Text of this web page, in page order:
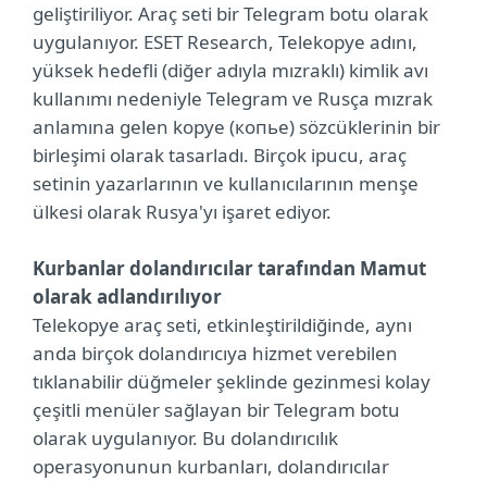
geliştiriliyor. Araç seti bir Telegram botu olarak
uygulanıyor. ESET Research, Telekopye adını,
yüksek hedefli (diğer adıyla mızraklı) kimlik avı
kullanımı nedeniyle Telegram ve Rusça mızrak
anlamına gelen kopye (копье) sözcüklerinin bir
birleşimi olarak tasarladı. Birçok ipucu, araç
setinin yazarlarının ve kullanıcılarının menşe
ülkesi olarak Rusya'yı işaret ediyor.
Kurbanlar dolandırıcılar tarafından Mamut
olarak adlandırılıyor
Telekopye araç seti, etkinleştirildiğinde, aynı
anda birçok dolandırıcıya hizmet verebilen
tıklanabilir düğmeler şeklinde gezinmesi kolay
çeşitli menüler sağlayan bir Telegram botu
olarak uygulanıyor. Bu dolandırıcılık
operasyonunun kurbanları, dolandırıcılar